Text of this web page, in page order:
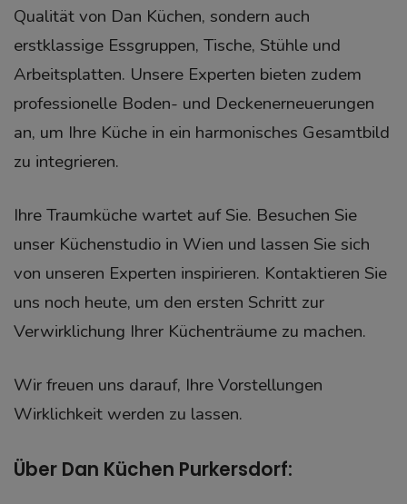
Qualität von Dan Küchen, sondern auch
erstklassige Essgruppen, Tische, Stühle und
Arbeitsplatten. Unsere Experten bieten zudem
professionelle Boden- und Deckenerneuerungen
an, um Ihre Küche in ein harmonisches Gesamtbild
zu integrieren.
Ihre Traumküche wartet auf Sie. Besuchen Sie
unser Küchenstudio in Wien und lassen Sie sich
von unseren Experten inspirieren. Kontaktieren Sie
uns noch heute, um den ersten Schritt zur
Verwirklichung Ihrer Küchenträume zu machen.
Wir freuen uns darauf, Ihre Vorstellungen
Wirklichkeit werden zu lassen.
Über Dan Küchen Purkersdorf: